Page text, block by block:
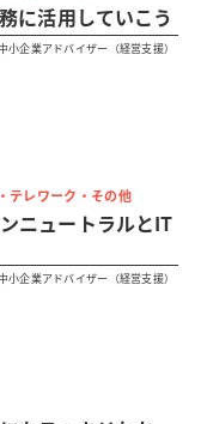
に活用していこう
企業アドバイザー（経営支援）
テレワーク・その他
ニュートラルとIT
企業アドバイザー（経営支援）